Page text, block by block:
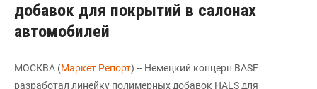
добавок для покрытий в салонах
автомобилей
МОСКВА (Маркет Репорт) -- Немецкий концерн BASF
разработал линейку полимерных добавок HALS для